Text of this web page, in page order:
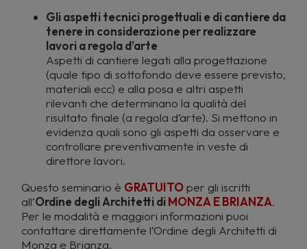
Gli aspetti tecnici progettuali e di cantiere da
tenere in considerazione per realizzare
lavori a regola d’arte
Aspetti di cantiere legati alla progettazione
(quale tipo di sottofondo deve essere previsto,
materiali ecc) e alla posa e altri aspetti
rilevanti che determinano la qualità del
risultato finale (a regola d’arte). Si mettono in
evidenza quali sono gli aspetti da osservare e
controllare preventivamente in veste di
direttore lavori.
Questo seminario è GRATUITOper gli iscritti
all’Ordine degli Architetti diMONZA E BRIANZA.
Per le modalità e maggiori informazioni puoi
contattare direttamente l’Ordine degli Architetti di
Monza e Brianza.